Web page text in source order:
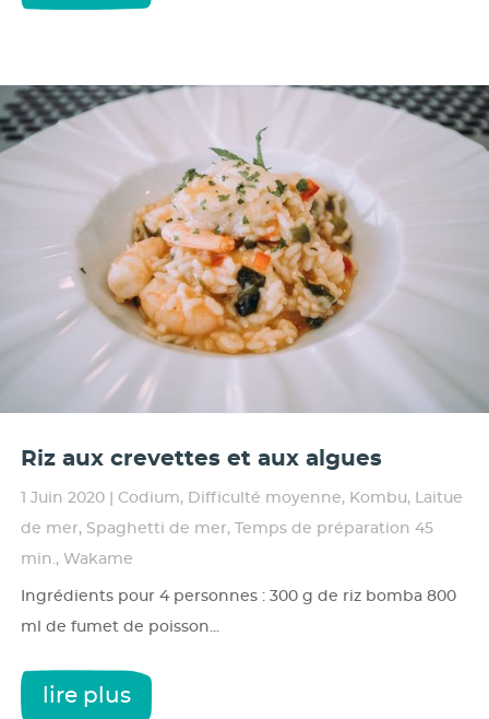
Riz aux crevettes et aux algues
1 Juin 2020 Codium, Difficulté moyenne, Kombu, Laitue
de mer, Spaghetti de mer,
Temps de préparation 45
min., Wakame
Ingrédients pour 4 personnes : 300 g de riz bomba 800
ml de fumet de poisson...
lire plus